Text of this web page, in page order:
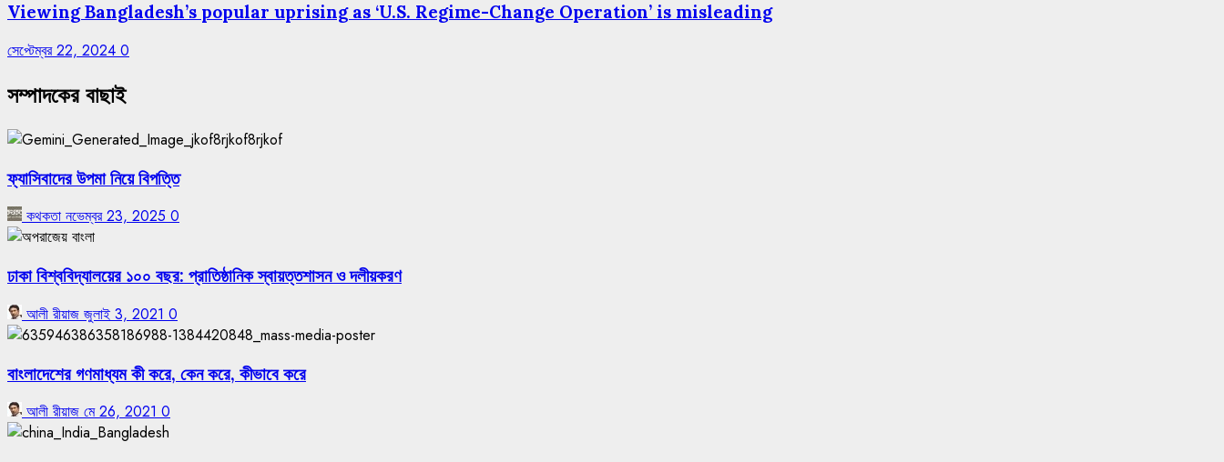
Viewing Bangladesh’s popular uprising as ‘U.S. Regime-Change Operation’ is misleading
সেপ্টেম্বর 22, 2024 0
সম্পাদকের বাছাই
ফ্যাসিবাদের উপমা নিয়ে বিপত্তি
কথকতা নভেম্বর 23, 2025 0
ঢাকা বিশ্ববিদ্যালয়ের ১০০ বছর: প্রাতিষ্ঠানিক স্বায়ত্তশাসন ও দলীয়করণ
আলী রীয়াজ জুলাই 3, 2021 0
বাংলাদেশের গণমাধ্যম কী করে, কেন করে, কীভাবে করে
আলী রীয়াজ মে 26, 2021 0